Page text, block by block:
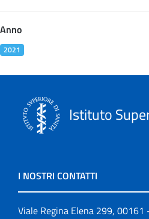
Anno
2021
Istituto
I NOSTRI CONTATTI
Viale Regina Elena 299, 00161